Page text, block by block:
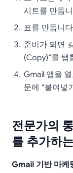
시트를 만듭
표를 만듭니
준비가 되면
(Copy)“를 탭
Gmail 앱을
문에 “붙여넣
전문가의
를 추가하
Gmail 기반 마케